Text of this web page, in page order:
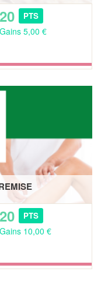
20 PTS
Gains 5,00 €
20 PTS
Gains 10,00 €